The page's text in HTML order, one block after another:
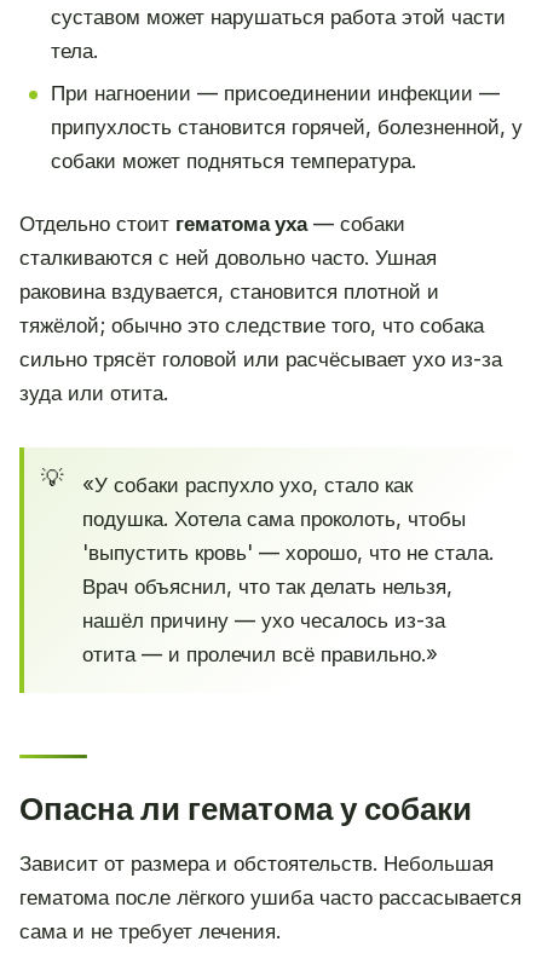
суставом может нарушаться работа этой части
тела.
При нагноении — присоединении инфекции —
припухлость становится горячей, болезненной, у
собаки может подняться температура.
Отдельно стоит гематома уха— собаки
сталкиваются с ней довольно часто. Ушная
раковина вздувается, становится плотной и
тяжёлой; обычно это следствие того, что собака
сильно трясёт головой или расчёсывает ухо из-за
зуда или отита.
«У собаки распухло ухо, стало как
подушка. Хотела сама проколоть, чтобы
'выпустить кровь' — хорошо, что не стала.
Врач объяснил, что так делать нельзя,
нашёл причину — ухо чесалось из-за
отита — и пролечил всё правильно.»
Опасна ли гематома у собаки
Зависит от размера и обстоятельств. Небольшая
гематома после лёгкого ушиба часто рассасывается
сама и не требует лечения.